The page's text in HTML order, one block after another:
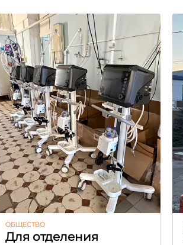
ОБЩЕСТВО
Для отделения